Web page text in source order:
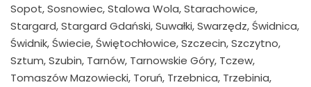
Sopot, Sosnowiec, Stalowa Wola, Starachowice,
Stargard, Stargard Gdański, Suwałki, Swarzędz, Świdnica,
Świdnik, Świecie, Świętochłowice, Szczecin, Szczytno,
Sztum, Szubin, Tarnów, Tarnowskie Góry, Tczew,
Tomaszów Mazowiecki, Toruń, Trzebnica, Trzebinia,